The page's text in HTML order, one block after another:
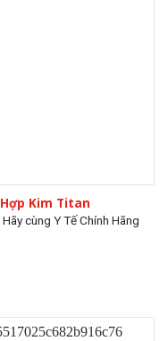
Kim Titan
cùng Y Tế Chính Hãng